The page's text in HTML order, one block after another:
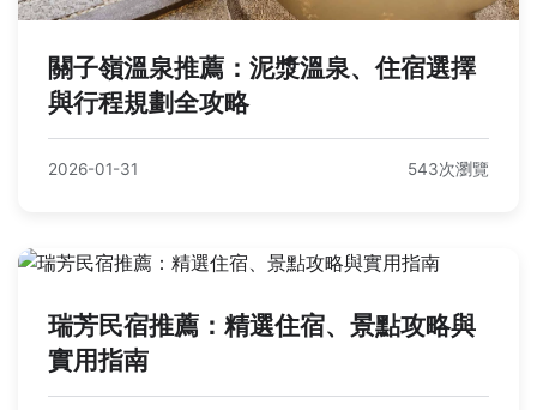
關子嶺溫泉推薦：泥漿溫泉、住宿選擇
與行程規劃全攻略
2026-01-31 543次瀏覽
瑞芳民宿推薦：精選住宿、景點攻略與
實用指南